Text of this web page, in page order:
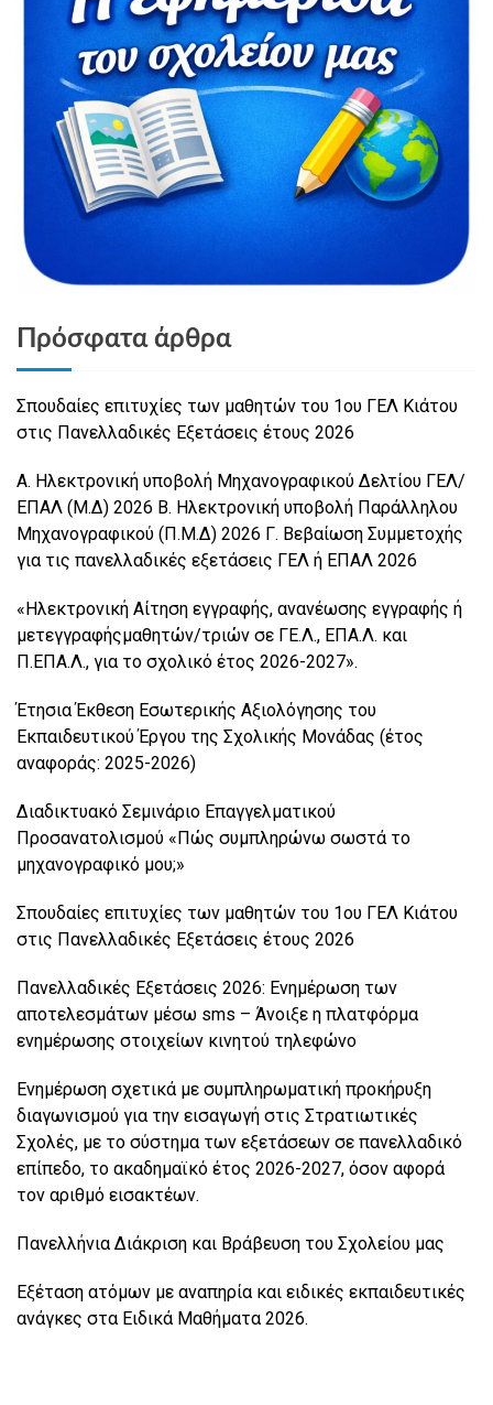
Πρόσφατα άρθρα
Σπουδαίες επιτυχίες των μαθητών του 1ου ΓΕΛ Κιάτου
στις Πανελλαδικές Εξετάσεις έτους 2026
Α. Ηλεκτρονική υποβολή Μηχανογραφικού Δελτίου ΓΕΛ/
ΕΠΑΛ (Μ.Δ) 2026 Β. Ηλεκτρονική υποβολή Παράλληλου
Μηχανογραφικού (Π.Μ.Δ) 2026 Γ. Βεβαίωση Συμμετοχής
για τις πανελλαδικές εξετάσεις ΓΕΛ ή ΕΠΑΛ 2026
«Ηλεκτρονική Αίτηση εγγραφής, ανανέωσης εγγραφής ή
μετεγγραφήςμαθητών/τριών σε ΓΕ.Λ., ΕΠΑ.Λ. και
Π.ΕΠΑ.Λ., για το σχολικό έτος 2026-2027».
Έτησια Έκθεση Εσωτερικής Αξιολόγησης του
Εκπαιδευτικού Έργου της Σχολικής Μονάδας (έτος
αναφοράς: 2025-2026)
Διαδικτυακό Σεμινάριο Επαγγελματικού
Προσανατολισμού «Πώς συμπληρώνω σωστά το
μηχανογραφικό μου;»
Σπουδαίες επιτυχίες των μαθητών του 1ου ΓΕΛ Κιάτου
στις Πανελλαδικές Εξετάσεις έτους 2026
Πανελλαδικές Εξετάσεις 2026: Ενημέρωση των
αποτελεσμάτων μέσω sms – Άνοιξε η πλατφόρμα
ενημέρωσης στοιχείων κινητού τηλεφώνο
Ενημέρωση σχετικά με συμπληρωματική προκήρυξη
διαγωνισμού για την εισαγωγή στις Στρατιωτικές
Σχολές, με το σύστημα των εξετάσεων σε πανελλαδικό
επίπεδο, το ακαδημαϊκό έτος 2026-2027, όσον αφορά
τον αριθμό εισακτέων.
Πανελλήνια Διάκριση και Βράβευση του Σχολείου μας
Εξέταση ατόμων με αναπηρία και ειδικές εκπαιδευτικές
ανάγκες στα Ειδικά Μαθήματα 2026.